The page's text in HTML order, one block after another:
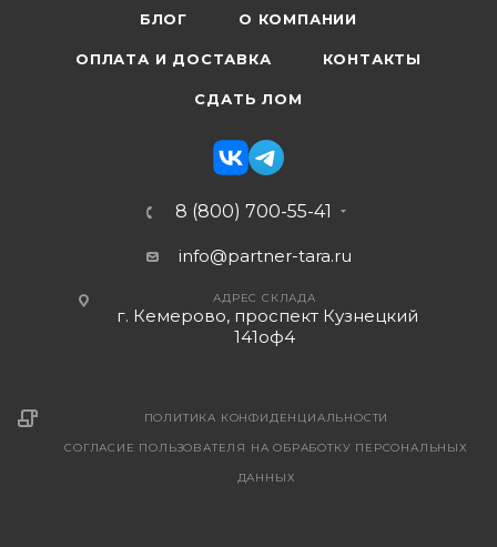
БЛОГ О КОМПАНИИ
ОПЛАТА И ДОСТАВКА КОНТАКТЫ
СДАТЬ ЛОМ
8 (800) 700-55-41
info@partner-tara.ru
АДРЕС СКЛАДА
г. Кемерово, проспект Кузнецкий
141оф4
ПОЛИТИКА КОНФИДЕНЦИАЛЬНОСТИ
СОГЛАСИЕ ПОЛЬЗОВАТЕЛЯ НА ОБРАБОТКУ ПЕРСОНАЛЬНЫХ
ДАННЫХ